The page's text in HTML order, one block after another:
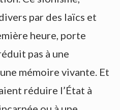
par des laïcs et
heure, porte
pas à une
mémoire vivante. Et
réduire l’État à